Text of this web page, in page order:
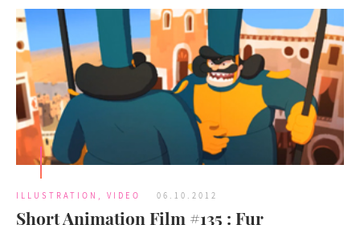
ILLUSTRATION , VIDEO 06.10.2012
Short Animation Film #135 : Fur